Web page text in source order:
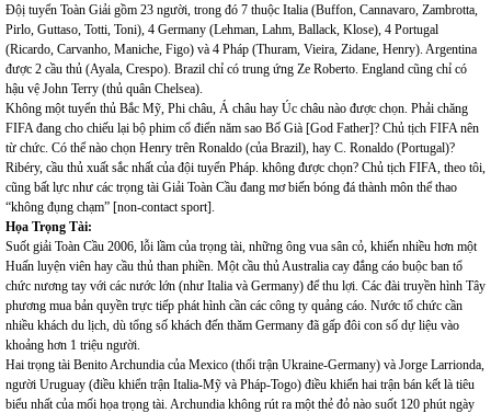
Độị tuyển Toàn Giải gồm 23 người, trong đó 7 thuộc Italia (Buffon, Cannavaro, Zambrotta,
Pirlo, Guttaso, Totti, Toni), 4 Germany (Lehman, Lahm, Ballack, Klose), 4 Portugal
(Ricardo, Carvanho, Maniche, Figo) và 4 Pháp (Thuram, Vieira, Zidane, Henry). Argentina
được 2 cầu thủ (Ayala, Crespo). Brazil chỉ có trung ứng Ze Roberto. England cũng chỉ có
hậu vệ John Terry (thủ quân Chelsea).
Không một tuyển thủ Bắc Mỹ, Phi châu, Á châu hay Úc châu nào được chọn. Phải chăng
FIFA đang cho chiếu lại bộ phim cổ điển năm sao Bố Già [God Father]? Chủ tịch FIFA nên
từ chức. Có thể nào chọn Henry trên Ronaldo (của Brazil), hay C. Ronaldo (Portugal)?
Ribéry, cầu thủ xuất sắc nhất của đội tuyển Pháp. không được chọn? Chủ tịch FIFA, theo tôi,
cũng bất lực như các trọng tài Giải Toàn Cầu đang mơ biến bóng đá thành môn thể thao
“không đụng chạm” [non-contact sport].
Họa Trọng Tài:
Suốt giải Toàn Cầu 2006, lỗi lầm của trọng tài, những ông vua sân cỏ, khiến nhiều hơn một
Huấn luyện viên hay cầu thủ than phiền. Một cầu thủ Australia cay đắng cáo buộc ban tổ
chức nương tay với các nước lớn (như Italia và Germany) để thu lợi. Các đài truyền hình Tây
phương mua bản quyền trực tiếp phát hình cần các công ty quảng cáo. Nước tổ chức cần
nhiều khách du lịch, dù tổng số khách đến thăm Germany đã gấp đôi con số dự liệu vào
khoảng hơn 1 triệu người.
Hai trọng tài Benito Archundia của Mexico (thổi trận Ukraine-Germany) và Jorge Larrionda,
người Uruguay (điều khiển trận Italia-Mỹ và Pháp-Togo) điều khiển hai trận bán kết là tiêu
biểu nhất của mối họa trọng tài. Archundia không rút ra một thẻ đỏ nào suốt 120 phút ngày